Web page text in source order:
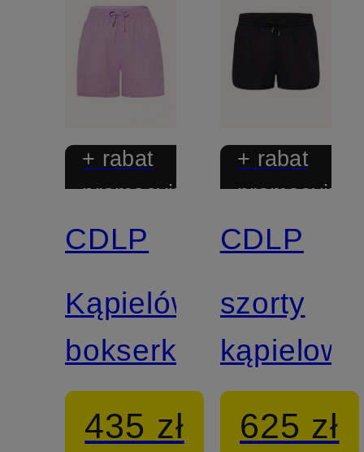
+ rabat
promocyjny
CDLP
Kąpielówki
bokserki
435 zł
+ rabat
promocyjny
CDLP
szorty
kąpielowe
625 zł